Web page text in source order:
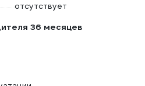
отсутствует
36 месяцев